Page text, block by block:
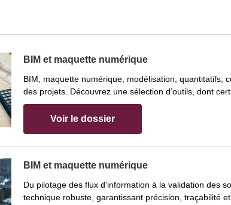
BIM et maquette numérique
BIM, maquette numérique, modélisation, quantitatifs,
des projets. Découvrez une sélection d’outils, dont
Voir le dossier
BIM et maquette numérique
Du pilotage des flux d'information à la validation des
technique robuste, garantissant précision, traçabilité